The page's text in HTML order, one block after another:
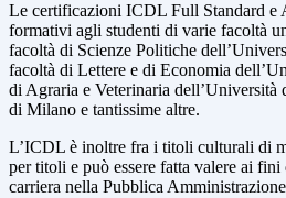
Le certificazioni ICDL Full Standard e
formativi agli studenti di varie facoltà
facoltà di Scienze Politiche
facoltà di Lettere e di Economia
di Agraria e Veterinaria dell’Università
di Milano e tantissime altre.
L’ICDL è inoltre fra i titoli culturali di
per titoli e può essere fatta valere ai fini
carriera nella Pubblica